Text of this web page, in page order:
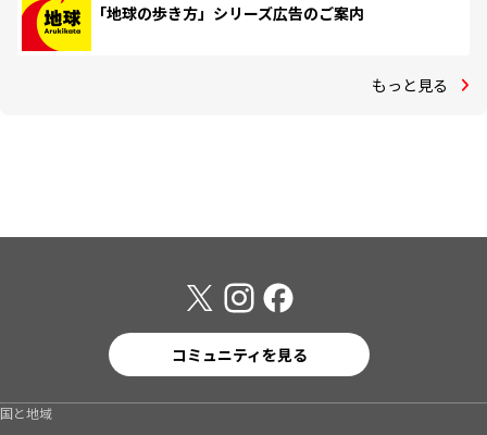
「地球の歩き方」シリーズ広告のご案内
もっと見る
コミュニティを見る
国と地域